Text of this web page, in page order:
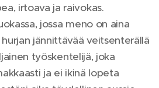
irtoava ja raivokas.
jossa meno on aina
jännittävää veitsenterällä
työskentelijä, joka
ja ei ikinä lopeta